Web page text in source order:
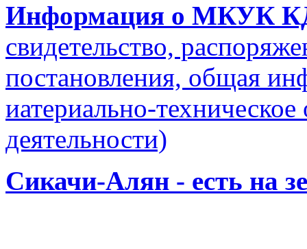
Информация о МКУК
свидетельство,
постановления, общая
иатериально-
деятельности)
Сикачи-Алян - есть на